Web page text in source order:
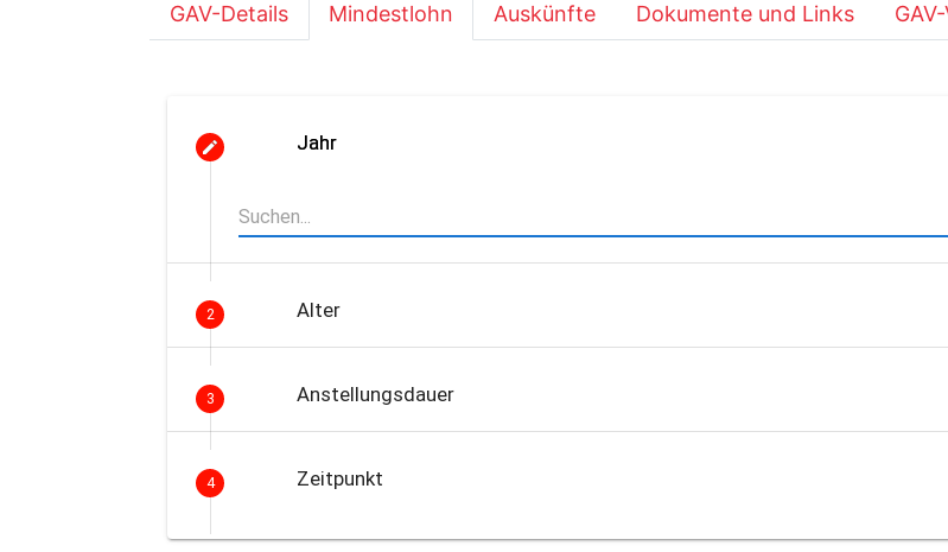
GAV-Details Mindestlohn Auskünfte Dokumente und Links
Jahr
2 Alter
3 Anstellungsdauer
4 Zeitpunkt